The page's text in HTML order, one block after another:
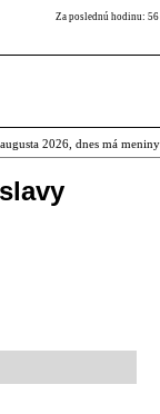
Za poslednú hodinu: 56
2026, dnes má meniny